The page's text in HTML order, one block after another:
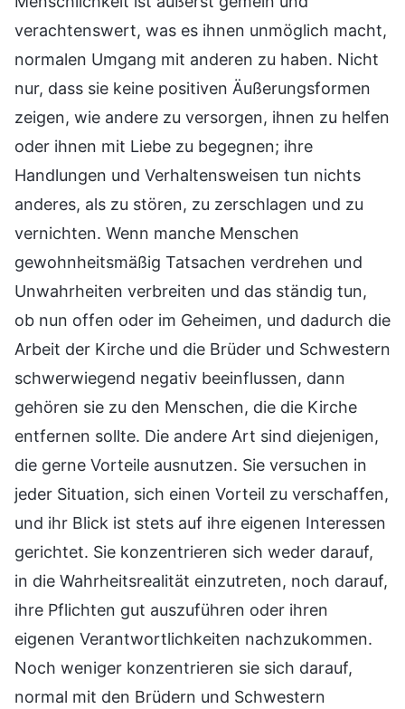
verachtenswert, was es ihnen unmöglich macht,
normalen Umgang mit anderen zu haben. Nicht
nur, dass sie keine positiven Äußerungsformen
zeigen, wie andere zu versorgen, ihnen zu helfen
oder ihnen mit Liebe zu begegnen; ihre
Handlungen und Verhaltensweisen tun nichts
anderes, als zu stören, zu zerschlagen und zu
vernichten. Wenn manche Menschen
gewohnheitsmäßig Tatsachen verdrehen und
Unwahrheiten verbreiten und das ständig tun,
ob nun offen oder im Geheimen, und dadurch die
Arbeit der Kirche und die Brüder und Schwestern
schwerwiegend negativ beeinflussen, dann
gehören sie zu den Menschen, die die Kirche
entfernen sollte. Die andere Art sind diejenigen,
die gerne Vorteile ausnutzen. Sie versuchen in
jeder Situation, sich einen Vorteil zu verschaffen,
und ihr Blick ist stets auf ihre eigenen Interessen
gerichtet. Sie konzentrieren sich weder darauf,
in die Wahrheitsrealität einzutreten, noch darauf,
ihre Pflichten gut auszuführen oder ihren
eigenen Verantwortlichkeiten nachzukommen.
Noch weniger konzentrieren sie sich darauf,
normal mit den Brüdern und Schwestern